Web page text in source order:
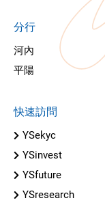
分行
河內
平陽
快速訪問
YSekyc
YSinvest
YSfuture
YSresearch